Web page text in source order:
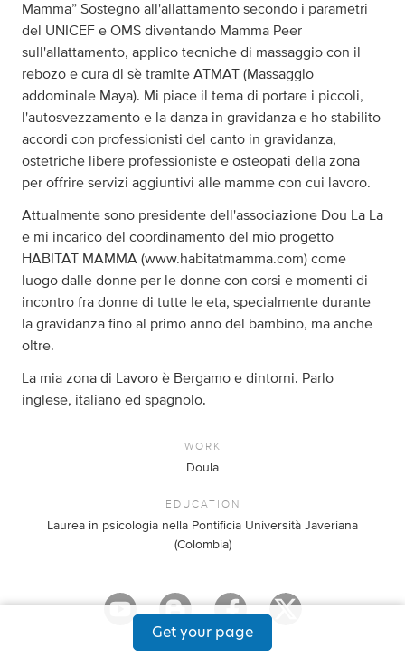
Mamma” Sostegno all'allattamento secondo i parametri
del UNICEF e OMS diventando Mamma Peer
sull'allattamento, applico tecniche di massaggio con il
rebozo e cura di sè tramite ATMAT (Massaggio
addominale Maya). Mi piace il tema di portare i piccoli,
l'autosvezzamento e la danza in gravidanza e ho stabilito
accordi con professionisti del canto in gravidanza,
ostetriche libere professioniste e osteopati della zona
per offrire servizi aggiuntivi alle mamme con cui lavoro.
Attualmente sono presidente dell'associazione Dou La La
e mi incarico del coordinamento del mio progetto
HABITAT MAMMA (www.habitatmamma.com) come
luogo dalle donne per le donne con corsi e momenti di
incontro fra donne di tutte le eta, specialmente durante
la gravidanza fino al primo anno del bambino, ma anche
oltre.
La mia zona di Lavoro è Bergamo e dintorni. Parlo
inglese, italiano ed spagnolo.
WORK
Doula
EDUCATION
Laurea in psicologia nella Pontificia Università Javeriana
(Colombia)
Get your page